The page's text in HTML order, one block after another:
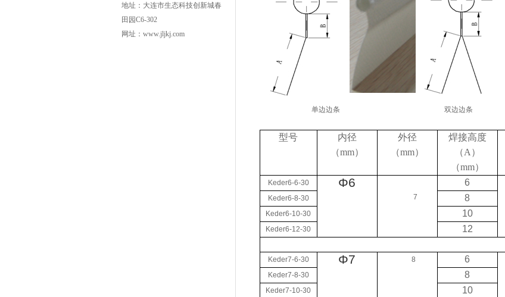
地址：大连市生态科技创新城春
田园C6-302
网址：www.jljkj.com
单边边条 双边边条
型号
内径
（mm）
外径
（mm）
焊接高度
（A ）
（mm）
Keder6-6-30 Φ6
7
6
Keder6-8-30 8
Keder6-10-30 10
Keder6-12-30 12
Keder7-6-30 Φ7 8 6
Keder7-8-30 8
Keder7-10-30 10